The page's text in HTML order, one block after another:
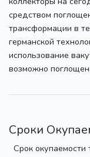
средством
трансформации в
германской
использование
возможно
Сроки
Срок окупаемости